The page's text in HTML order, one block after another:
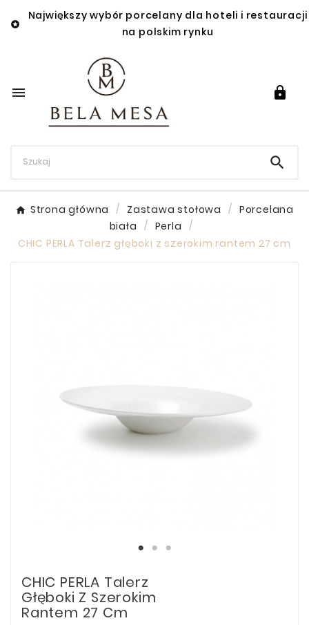

Największy wybór porcelany dla hoteli i restauracji
na polskim rynku
 

Strona główna Zastawa stołowa
Porcelana
biała
Perla
CHIC PERLA Talerz głęboki z szerokim rantem 27 cm
CHIC PERLA Talerz
Głęboki Z Szerokim
Rantem 27 Cm